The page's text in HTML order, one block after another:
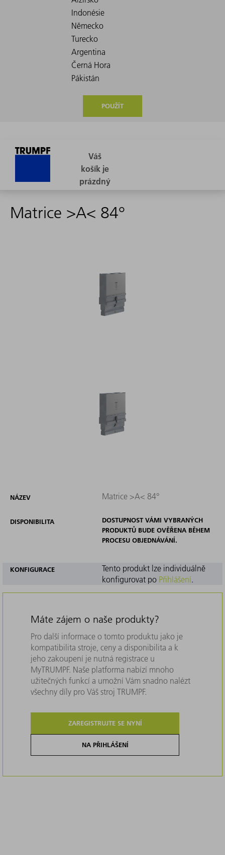
POUŽÍT
Matrice >A< 84°
NÁZEV Matrice >A< 84°
DISPONIBILITA
DOSTUPNOST VÁMI VYBRANÝCH
PRODUKTŮ BUDE OVĚŘENA BĚHEM
PROCESU OBJEDNÁVÁNÍ.
KONFIGURACE
Tento produkt lze individuálně
konfigurovat po Přihlášení.
Máte zájem o naše produkty?
Pro další informace o tomto produktu jako je
kompatibilita stroje, ceny a disponibilita a k
jeho zakoupení je nutná registrace u
MyTRUMPF. Naše platforma nabízí mnoho
užitečných funkcí a umožní Vám snadno nalézt
všechny díly pro Váš stroj TRUMPF.
ZAREGISTRUJTE SE NYNÍ
NA PŘIHLÁŠENÍ